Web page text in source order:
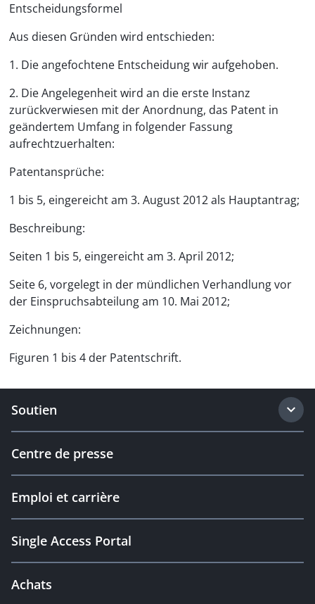
Entscheidungsformel
Aus diesen Gründen wird entschieden:
1. Die angefochtene Entscheidung wir aufgehoben.
2. Die Angelegenheit wird an die erste Instanz
zurückverwiesen mit der Anordnung, das Patent in
geändertem Umfang in folgender Fassung
aufrechtzuerhalten:
Patentansprüche:
1 bis 5, eingereicht am 3. August 2012 als Hauptantrag;
Beschreibung:
Seiten 1 bis 5, eingereicht am 3. April 2012;
Seite 6, vorgelegt in der mündlichen Verhandlung vor
der Einspruchsabteilung am 10. Mai 2012;
Zeichnungen:
Figuren 1 bis 4 der Patentschrift.
Soutien
Centre de presse
Emploi et carrière
Single Access Portal
Achats